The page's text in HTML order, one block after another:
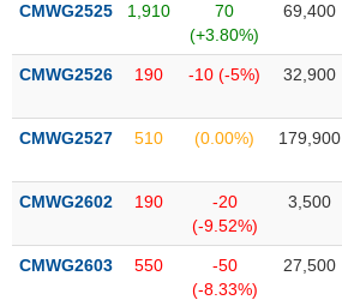
thái
phiếu
mô
thị
Niêm
CMWG2525 1,910
70
(+3.80%)
69,400
CMWG2526 190 -10 (-5%) 32,900
CMWG2527 510 (0.00%) 179,900
CMWG2602 190
-20
(-9.52%)
3,500
CMWG2603 550
-50
(-8.33%)
27,500
NGÀNH
DOANH
NGHIỆP